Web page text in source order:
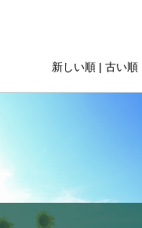
新しい順 | 古い順